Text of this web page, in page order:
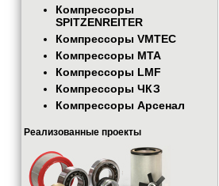
Компрессоры
SPITZENREITER
Компрессоры VMTEC
Компрессоры MTA
Компрессоры LMF
Компрессоры ЧКЗ
Компрессоры Арсенал
Реализованные проекты